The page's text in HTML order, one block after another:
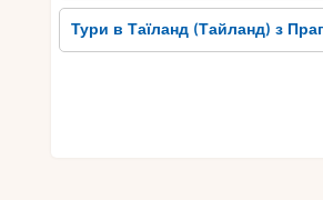
Самуї, третій за величиною острів
безсумнівно, є тропічним раєм
Тури в Таїланд (Тайланд) з